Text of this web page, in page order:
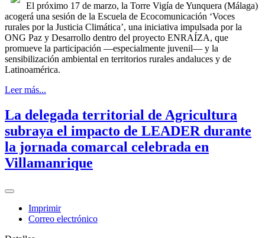
El próximo 17 de marzo, la Torre Vigía de Yunquera (Málaga)
acogerá una sesión de la Escuela de Ecocomunicación ‘Voces
rurales por la Justicia Climática’, una iniciativa impulsada por la
ONG Paz y Desarrollo dentro del proyecto ENRAÍZA, que
promueve la participación —especialmente juvenil— y la
sensibilización ambiental en territorios rurales andaluces y de
Latinoamérica.
Leer más...
La delegada territorial de Agricultura
subraya el impacto de LEADER durante
la jornada comarcal celebrada en
Villamanrique
Imprimir
Correo electrónico